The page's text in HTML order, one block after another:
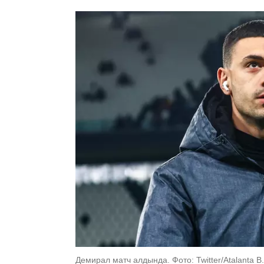
Демирал матч алдында. Фото: Twitter/Atalanta